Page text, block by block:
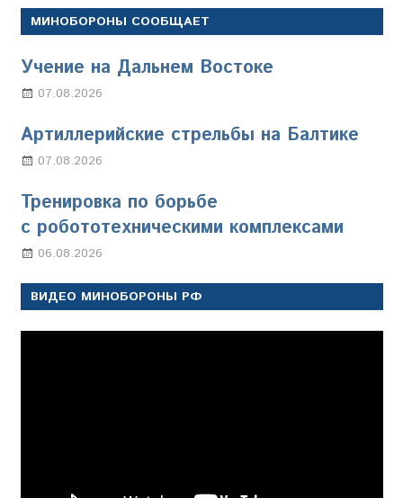
МИНОБОРОНЫ СООБЩАЕТ
Учение на Дальнем Востоке
07.08.2026
Артиллерийские стрельбы на Балтике
07.08.2026
Тренировка по борьбе
с робототехническими комплексами
06.08.2026
ВИДЕО МИНОБОРОНЫ РФ